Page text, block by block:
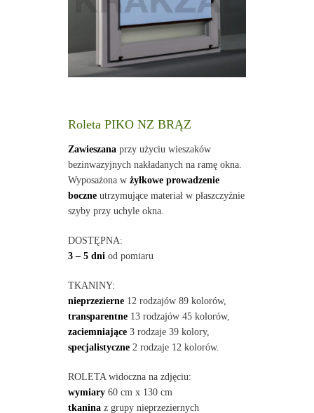
Roleta PIKO NZ BRĄZ
Zawieszanaprzy użyciu wieszaków
bezinwazyjnych nakładanych na ramę okna.
Wyposażona w żyłkowe prowadzenie
boczneutrzymujące materiał w płaszczyźnie
szyby przy uchyle okna.
DOSTĘPNA:
3 – 5 dni od pomiaru
TKANINY:
nieprzezierne12 rodzajów 89 kolorów,
transparentne13 rodzajów 45 kolorów,
zaciemniające3 rodzaje 39 kolory,
specjalistyczne2 rodzaje 12 kolorów.
ROLETA widoczna na zdjęciu:
wymiary60 cm x 130 cm
tkaninaz grupy nieprzeziernych